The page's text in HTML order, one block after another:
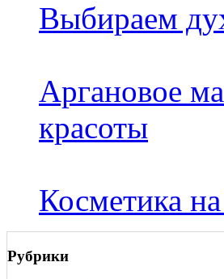
Выбираем
Аргановое
красоты
Косметика
Рубрики